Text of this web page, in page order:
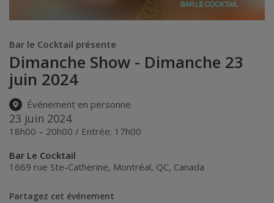
Bar le Cocktail présente
Dimanche Show - Dimanche 23
juin 2024
Événement en personne
23 juin 2024
18h00 – 20h00 / Entrée: 17h00
Bar Le Cocktail
1669 rue Ste-Catherine, Montréal, QC, Canada
Partagez cet événement